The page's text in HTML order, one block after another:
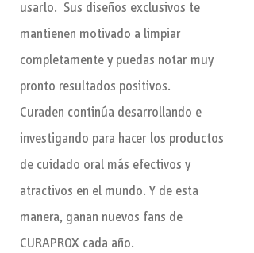
usarlo. Sus diseños exclusivos te
mantienen motivado a limpiar
completamente y puedas notar muy
pronto resultados positivos.
Curaden continúa desarrollando e
investigando para hacer los productos
de cuidado oral más efectivos y
atractivos en el mundo. Y de esta
manera, ganan nuevos fans de
CURAPROX cada año.